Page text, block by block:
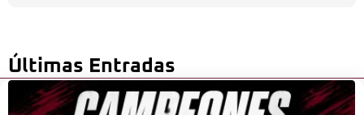
Últimas Entradas